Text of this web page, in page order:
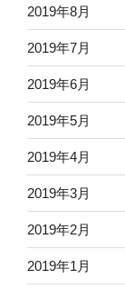
2019年8月
2019年7月
2019年6月
2019年5月
2019年4月
2019年3月
2019年2月
2019年1月